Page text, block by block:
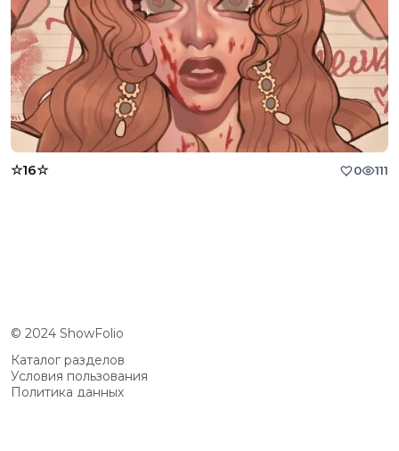
☆16☆ 0 111
© 2024 ShowFolio
Каталог разделов
Условия пользования
Политика данных